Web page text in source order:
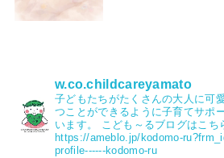
w.co.childcareyamato
子どもたちがたくさんの大人に可
つことができるように子育てサポ
います。
こども～るブログはこち
https://ameblo.jp/kodomo-
profile------kodomo-ru